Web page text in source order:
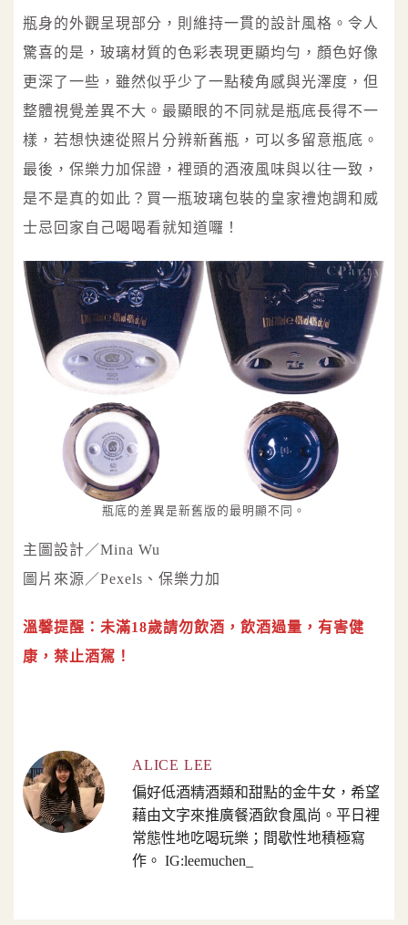
瓶身的外觀呈現部分，則維持一貫的設計風格。令人
驚喜的是，玻璃材質的色彩表現更顯均勻，顏色好像
更深了一些，雖然似乎少了一點稜角感與光澤度，但
整體視覺差異不大。最顯眼的不同就是瓶底長得不一
樣，若想快速從照片分辨新舊瓶，可以多留意瓶底。
最後，保樂力加保證，裡頭的酒液風味與以往一致，
是不是真的如此？買一瓶玻璃包裝的皇家禮炮調和威
士忌回家自己喝喝看就知道囉！
瓶底的差異是新舊版的最明顯不同。
主圖設計／Mina Wu
圖片來源／Pexels、保樂力加
溫馨提醒：未滿18歲請勿飲酒，飲酒過量，有害健
康，禁止酒駕！
ALICE LEE
偏好低酒精酒類和甜點的金牛女，希望
藉由文字來推廣餐酒飲食風尚。平日裡
常態性地吃喝玩樂；間歇性地積極寫
作。 IG:leemuchen_